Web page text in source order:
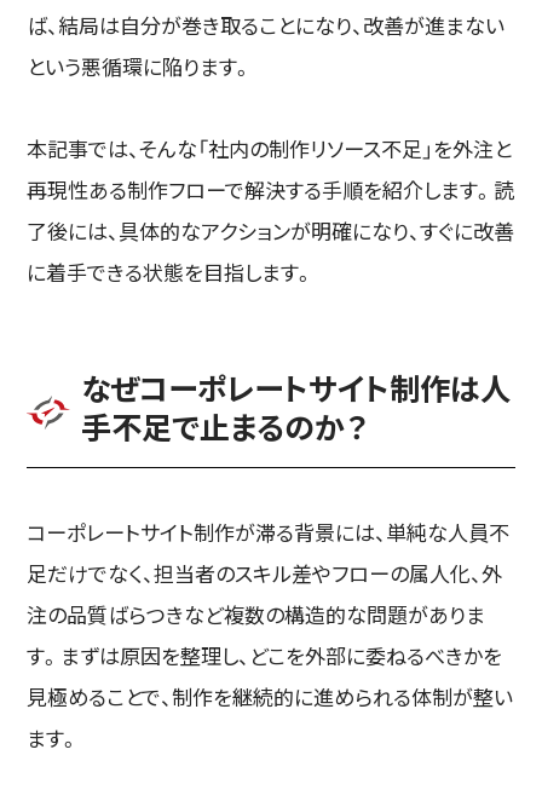
ば、結局は自分が巻き取ることになり、改善が進まない
という悪循環に陥ります。
本記事では、そんな「社内の制作リソース不足」を外注と
再現性ある制作フローで解決する手順を紹介します。読
了後には、具体的なアクションが明確になり、すぐに改善
に着手できる状態を目指します。
なぜコーポレートサイト制作は人
手不足で止まるのか？
コーポレートサイト制作が滞る背景には、単純な人員不
足だけでなく、担当者のスキル差やフローの属人化、外
注の品質ばらつきなど複数の構造的な問題がありま
す。まずは原因を整理し、どこを外部に委ねるべきかを
見極めることで、制作を継続的に進められる体制が整い
ます。